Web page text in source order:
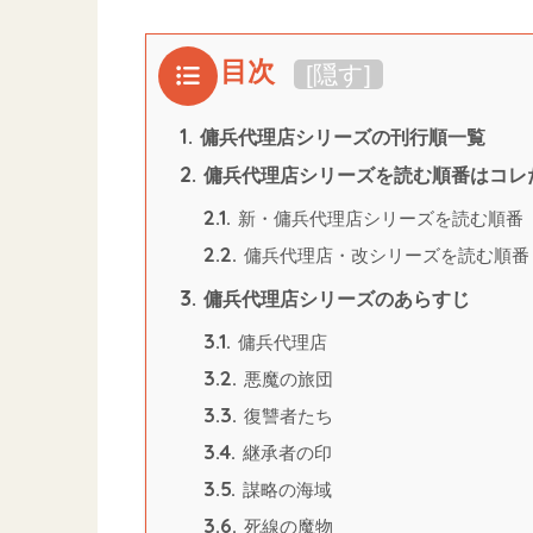
目次 [隠す]
1. 傭兵代理店シリーズの刊行順一覧
2. 傭兵代理店シリーズを読む順番はコレ
2.1. 新・傭兵代理店シリーズを読む順番
2.2. 傭兵代理店・改シリーズを読む順番
3. 傭兵代理店シリーズのあらすじ
3.1. 傭兵代理店
3.2. 悪魔の旅団
3.3. 復讐者たち
3.4. 継承者の印
3.5. 謀略の海域
3.6. 死線の魔物